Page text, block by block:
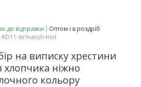
до відправки
Оптом і в роздріб
KD11-sirmanzh-mol
на виписку хрестини
хлопчика ніжно
кольору